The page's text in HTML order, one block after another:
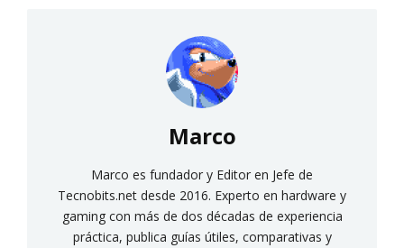
Marco
Marco es fundador y Editor en Jefe de
Tecnobits.net desde 2016. Experto en hardware y
gaming con más de dos décadas de experiencia
práctica, publica guías útiles, comparativas y